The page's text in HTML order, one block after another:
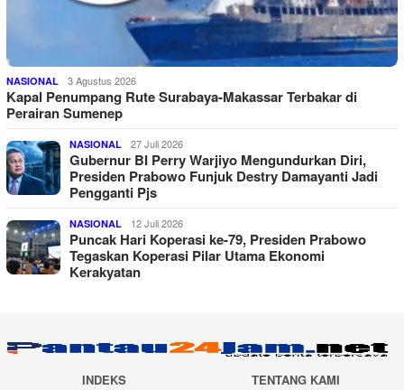
NASIONAL 3 Agustus 2026
Kapal Penumpang Rute Surabaya-Makassar Terbakar di
Perairan Sumenep
NASIONAL 27 Juli 2026
Gubernur BI Perry Warjiyo Mengundurkan Diri,
Presiden Prabowo Funjuk Destry Damayanti Jadi
Pengganti Pjs
NASIONAL 12 Juli 2026
Puncak Hari Koperasi ke-79, Presiden Prabowo
Tegaskan Koperasi Pilar Utama Ekonomi
Kerakyatan
INDEKS TENTANG KAMI